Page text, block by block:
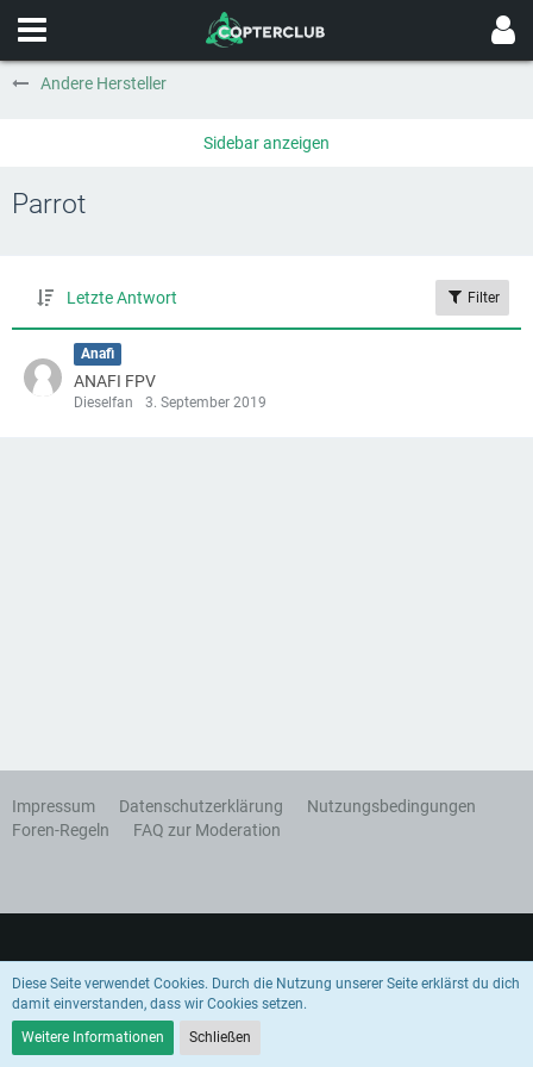
Andere Hersteller
Parrot
Letzte Antwort Filter
Anafi
ANAFI FPV
Dieselfan 3. September 2019
Impressum Datenschutzerklärung
Nutzungsbedingungen
Foren-Regeln
FAQ zur Moderation
Community-Software:
Diese Seite verwendet Cookies. Durch die Nutzung unserer Seite erklärst du dich
damit einverstanden, dass wir Cookies setzen.
Weitere Informationen
Schließen